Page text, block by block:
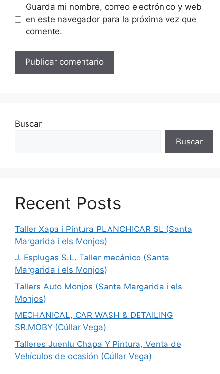
Guarda mi nombre, correo electrónico y web
en este navegador para la próxima vez que
comente.
Buscar
Buscar
Recent Posts
Taller Xapa i Pintura PLANCHICAR SL (Santa
Margarida i els Monjos)
J. Esplugas S.L. Taller mecánico (Santa
Margarida i els Monjos)
Tallers Auto Monjos (Santa Margarida i els
Monjos)
MECHANICAL, CAR WASH & DETAILING
SR.MOBY (Cúllar Vega)
Talleres Juenlu Chapa Y Pintura, Venta de
Vehículos de ocasión (Cúllar Vega)